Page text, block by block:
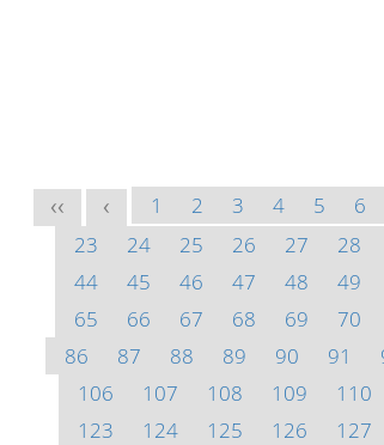
<< < 1 2 3 4 5 6
23
24 25 26 27 28
44
45 46 47 48 49
65
66 67 68 69 70
86
87 88 89 90 91
106
107 108 109 110
123
124 125 126 127